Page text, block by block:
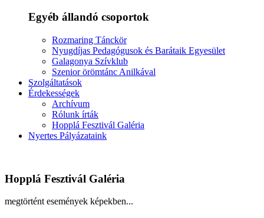
Egyéb állandó csoportok
Rozmaring Tánckör
Nyugdíjas Pedagógusok és Barátaik Egyesület
Galagonya Szívklub
Szenior örömtánc Anilkával
Szolgáltatások
Érdekességek
Archívum
Rólunk írták
Hopplá Fesztivál Galéria
Nyertes Pályázataink
Hopplá Fesztivál Galéria
megtörtént események képekben...